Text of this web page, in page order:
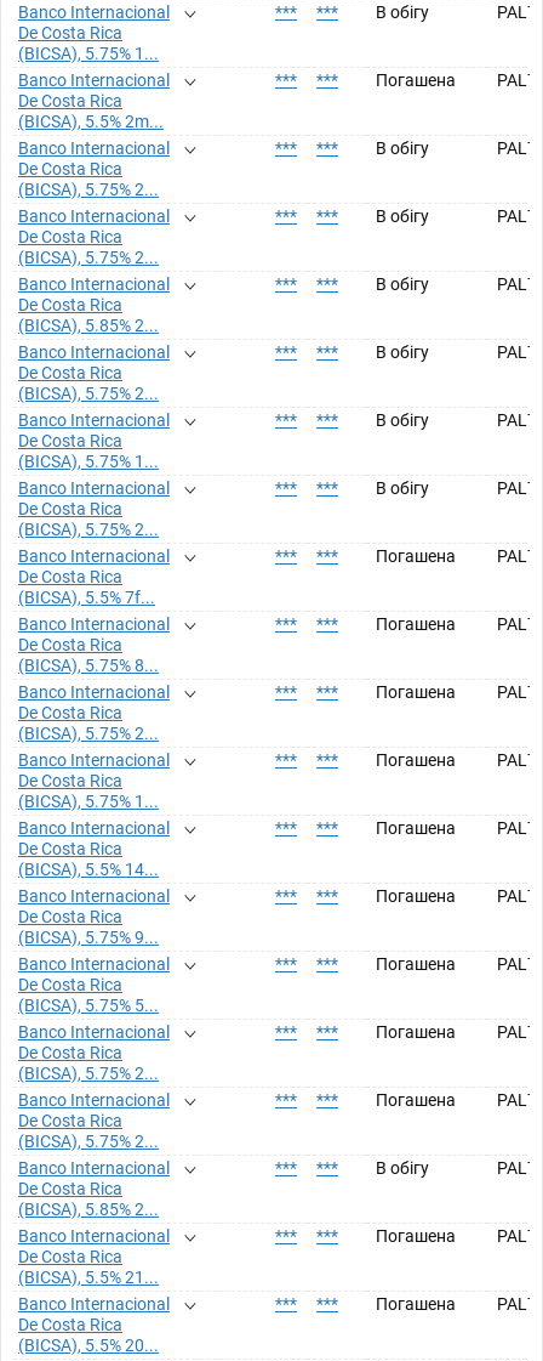
Banco Internacional
De Costa Rica
(BICSA), 5.75% 1...
*** *** В обігу
Banco Internacional
De Costa Rica
(BICSA), 5.5% 2m...
*** *** Погашена
Banco Internacional
De Costa Rica
(BICSA), 5.75% 2...
*** *** В обігу
Banco Internacional
De Costa Rica
(BICSA), 5.75% 2...
*** *** В обігу
Banco Internacional
De Costa Rica
(BICSA), 5.85% 2...
*** *** В обігу
Banco Internacional
De Costa Rica
(BICSA), 5.75% 2...
*** *** В обігу
Banco Internacional
De Costa Rica
(BICSA), 5.75% 1...
*** *** В обігу
Banco Internacional
De Costa Rica
(BICSA), 5.75% 2...
*** *** В обігу
Banco Internacional
De Costa Rica
(BICSA), 5.5% 7f...
*** *** Погашена
Banco Internacional
De Costa Rica
(BICSA), 5.75% 8...
*** *** Погашена
Banco Internacional
De Costa Rica
(BICSA), 5.75% 2...
*** *** Погашена
Banco Internacional
De Costa Rica
(BICSA), 5.75% 1...
*** *** Погашена
Banco Internacional
De Costa Rica
(BICSA), 5.5% 14...
*** *** Погашена
Banco Internacional
De Costa Rica
(BICSA), 5.75% 9...
*** *** Погашена
Banco Internacional
De Costa Rica
(BICSA), 5.75% 5...
*** *** Погашена
Banco Internacional
De Costa Rica
(BICSA), 5.75% 2...
*** *** Погашена
Banco Internacional
De Costa Rica
(BICSA), 5.75% 2...
*** *** Погашена
Banco Internacional
De Costa Rica
(BICSA), 5.85% 2...
*** *** В обігу
Banco Internacional
De Costa Rica
(BICSA), 5.5% 21...
*** *** Погашена
Banco Internacional
De Costa Rica
(BICSA), 5.5% 20...
*** *** Погашена